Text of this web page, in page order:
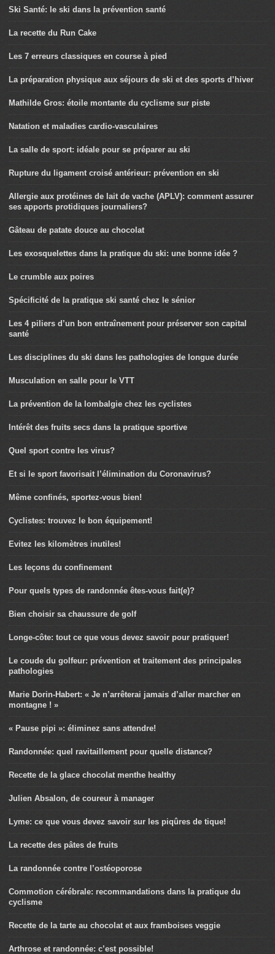
Ski Santé: le ski dans la prévention santé
La recette du Run Cake
Les 7 erreurs classiques en course à pied
La préparation physique aux séjours de ski et des sports d’hiver
Mathilde Gros: étoile montante du cyclisme sur piste
Natation et maladies cardio-vasculaires
La salle de sport: idéale pour se préparer au ski
Rupture du ligament croisé antérieur: prévention en ski
Allergie aux protéines de lait de vache (APLV): comment assurer
ses apports protidiques journaliers?
Gâteau de patate douce au chocolat
Les exosquelettes dans la pratique du ski: une bonne idée ?
Le crumble aux poires
Spécificité de la pratique ski santé chez le sénior
Les 4 piliers d’un bon entraînement pour préserver son capital
santé
Les disciplines du ski dans les pathologies de longue durée
Musculation en salle pour le VTT
La prévention de la lombalgie chez les cyclistes
Intérêt des fruits secs dans la pratique sportive
Quel sport contre les virus?
Et si le sport favorisait l’élimination du Coronavirus?
Même confinés, sportez-vous bien!
Cyclistes: trouvez le bon équipement!
Evitez les kilomètres inutiles!
Les leçons du confinement
Pour quels types de randonnée êtes-vous fait(e)?
Bien choisir sa chaussure de golf
Longe-côte: tout ce que vous devez savoir pour pratiquer!
Le coude du golfeur: prévention et traitement des principales
pathologies
Marie Dorin-Habert: « Je n’arrêterai jamais d’aller marcher en
montagne ! »
« Pause pipi »: éliminez sans attendre!
Randonnée: quel ravitaillement pour quelle distance?
Recette de la glace chocolat menthe healthy
Julien Absalon, de coureur à manager
Lyme: ce que vous devez savoir sur les piqûres de tique!
La recette des pâtes de fruits
La randonnée contre l’ostéoporose
Commotion cérébrale: recommandations dans la pratique du
cyclisme
Recette de la tarte au chocolat et aux framboises veggie
Arthrose et randonnée: c’est possible!